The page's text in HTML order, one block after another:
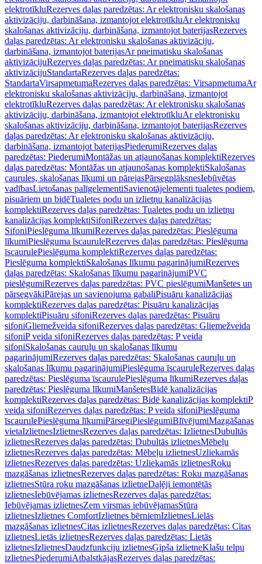
elektrotīkluRezerves daļas paredzētas: Ar elektronisku skalošanas
aktivizāciju, darbināšana, izmantojot elektrotīkluAr elektronisku
skalošanas aktivizāciju, darbināšana, izmantojot baterijasRezerves
daļas paredzētas: Ar elektronisku skalošanas aktivizāciju,
darbināšana, izmantojot baterijasAr pneimatisku skalošanas
aktivizācijuRezerves daļas paredzētas: Ar pneimatisku skalošanas
aktivizācijuStandartaRezerves daļas paredzētas:
StandartaVirsapmetumaRezerves daļas paredzētas: VirsapmetumaAr
elektronisku skalošanas aktivizāciju, darbināšana, izmantojot
elektrotīkluRezerves daļas paredzētas: Ar elektronisku skalošanas
aktivizāciju, darbināšana, izmantojot elektrotīkluAr elektronisku
skalošanas aktivizāciju, darbināšana, izmantojot baterijasRezerves
daļas paredzētas: Ar elektronisku skalošanas aktivizāciju,
darbināšana, izmantojot baterijasPiederumiRezerves daļas
paredzētas: PiederumiMontāžas un atjaunošanas komplektiRezerves
daļas paredzētas: Montāžas un atjaunošanas komplektiSkalošanas
caurules, skalošanas līkumi un pārejasPārsegplāksnesIebūvētas
vadībasLietošanas palīgelementiSavienotājelementi tualetes podiem,
pisuāriem un bidēTualetes podu un izlietņu kanalizācijas
komplektiRezerves daļas paredzētas: Tualetes podu un izlietņu
kanalizācijas komplektiSifoniRezerves daļas paredzētas:
SifoniPieslēguma līkumiRezerves daļas paredzētas: Pieslēguma
līkumiPieslēguma īscauruleRezerves daļas paredzētas: Pieslēguma
īscaurulePieslēguma komplektiRezerves daļas paredzētas:
Pieslēguma komplektiSkalošanas līkumu pagarinājumiRezerves
daļas paredzētas: Skalošanas līkumu pagarinājumiPVC
pieslēgumiRezerves daļas paredzētas: PVC pieslēgumiManšetes un
pārsegvākiPārejas un savienojuma gabaliPisuāru kanalizācijas
komplektiRezerves daļas paredzētas: Pisuāru kanalizācijas
komplektiPisuāru sifoniRezerves daļas paredzētas: Pisuāru
sifoniGliemežveida sifoniRezerves daļas paredzētas: Gliemežveida
sifoniP veida sifoniRezerves daļas paredzētas: P veida
sifoniSkalošanas cauruļu un skalošanas līkumu
pagarinājumiRezerves daļas paredzētas: Skalošanas cauruļu un
skalošanas līkumu pagarinājumiPieslēguma īscauruleRezerves daļas
paredzētas: Pieslēguma īscaurulePieslēguma līkumiRezerves daļas
paredzētas: Pieslēguma līkumiManšetesBidē kanalizācijas
komplektiRezerves daļas paredzētas: Bidē kanalizācijas komplektiP
veida sifoniRezerves daļas paredzētas: P veida sifoniPieslēguma
īscaurulePieslēguma līkumiPārsegiPieslēgumiBlīvējumiMazgāšanas
vietaIzlietnesIzlietnesRezerves daļas paredzētas: IzlietnesDubultās
izlietnesRezerves daļas paredzētas: Dubultās izlietnesMēbeļu
izlietnesRezerves daļas paredzētas: Mēbeļu izlietnesUzliekamās
izlietnesRezerves daļas paredzētas: Uzliekamās izlietnesRoku
mazgāšanas izlietnesRezerves daļas paredzētas: Roku mazgāšanas
izlietnesStūra roku mazgāšanas izlietneDaļēji iemontētās
izlietnesIebūvējamas izlietnesRezerves daļas paredzētas:
Iebūvējamas izlietnesZem virsmas iebūvējamasStūra
izlietnesIzlietnes ComfortIzlietnes bērniemIzlietnesLielās
mazgāšanas izlietnesCitas izlietnesRezerves daļas paredzētas: Citas
izlietnesLietās izlietnesRezerves daļas paredzētas: Lietās
izlietnesIzlietnesDaudzfunkciju izlietnesĢipša izlietneKlašu telpu
izlietnesPiederumiAtbalstkājasRezerves daļas paredzētas: